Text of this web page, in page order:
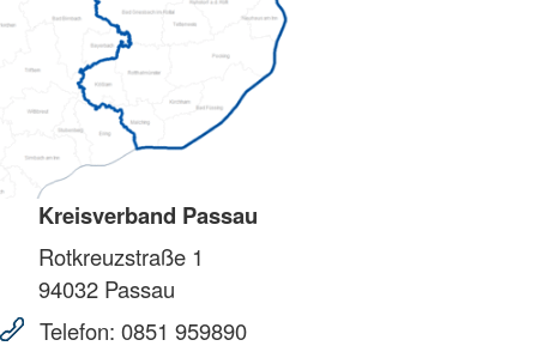
Kreisverband Passau
Rotkreuzstraße 1
94032 Passau
Telefon: 0851 959890